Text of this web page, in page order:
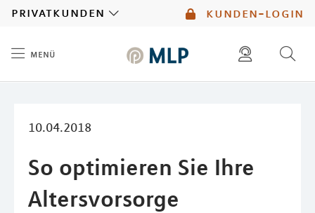
kunden-login
privatkunden
menü
10.04.2018
So optimieren Sie Ihre
Altersvorsorge